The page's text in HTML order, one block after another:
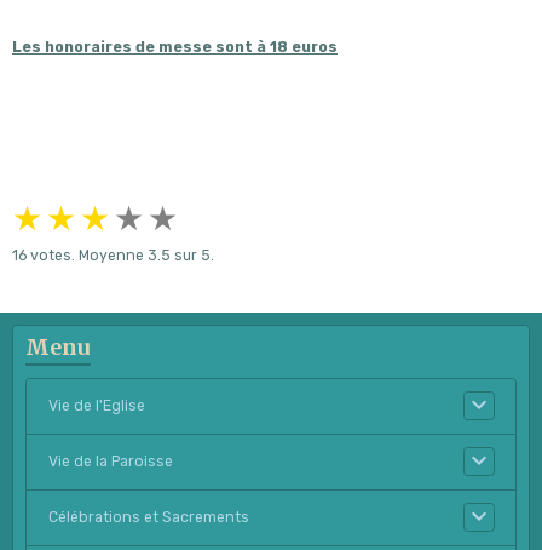
Les honoraires de messe sont à 18 euros
★ ★ ★ ★ ★
16 votes. Moyenne 3.5 sur 5.
Menu
Vie de l'Eglise
Vie de la Paroisse
Célébrations et Sacrements